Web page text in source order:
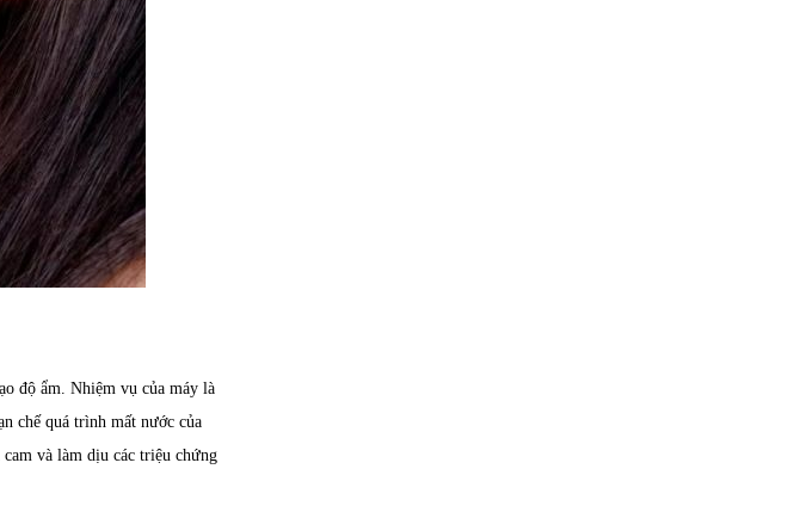
độ ẩm. Nhiệm vụ của máy là
chế quá trình mất nước của
và làm dịu các triệu chứng